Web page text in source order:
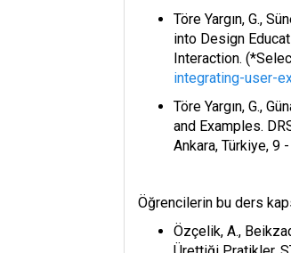
Töre Yargın, G.,
into Design
Interaction.
integrating-user-
Töre Yargın, G.,
and Examples.
Ankara, Türkiye, 9
Öğrencilerin bu ders
Özçelik, A.,